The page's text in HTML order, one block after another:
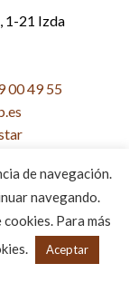
1-21 Izda
00 49 55
de navegación.
navegando.
Para más
Aceptar